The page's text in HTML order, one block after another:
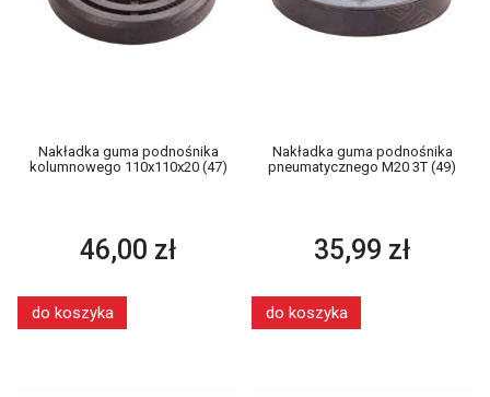
Nakładka guma podnośnika
kolumnowego 110x110x20 (47)
46,00 zł
do koszyka
Nakładka guma podnośnika
pneumatycznego M20 3T (49)
35,99 zł
do koszyka